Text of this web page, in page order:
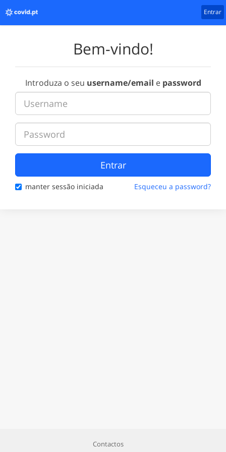
Entrar
Bem-vindo!
Introduza o seu username/email e password
Entrar
manter sessão iniciada Esqueceu a password?
Contactos